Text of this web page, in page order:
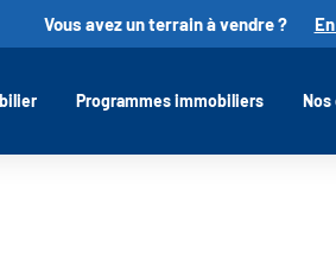
Vous avez un terrain à vendre ?
Programmes immobiliers